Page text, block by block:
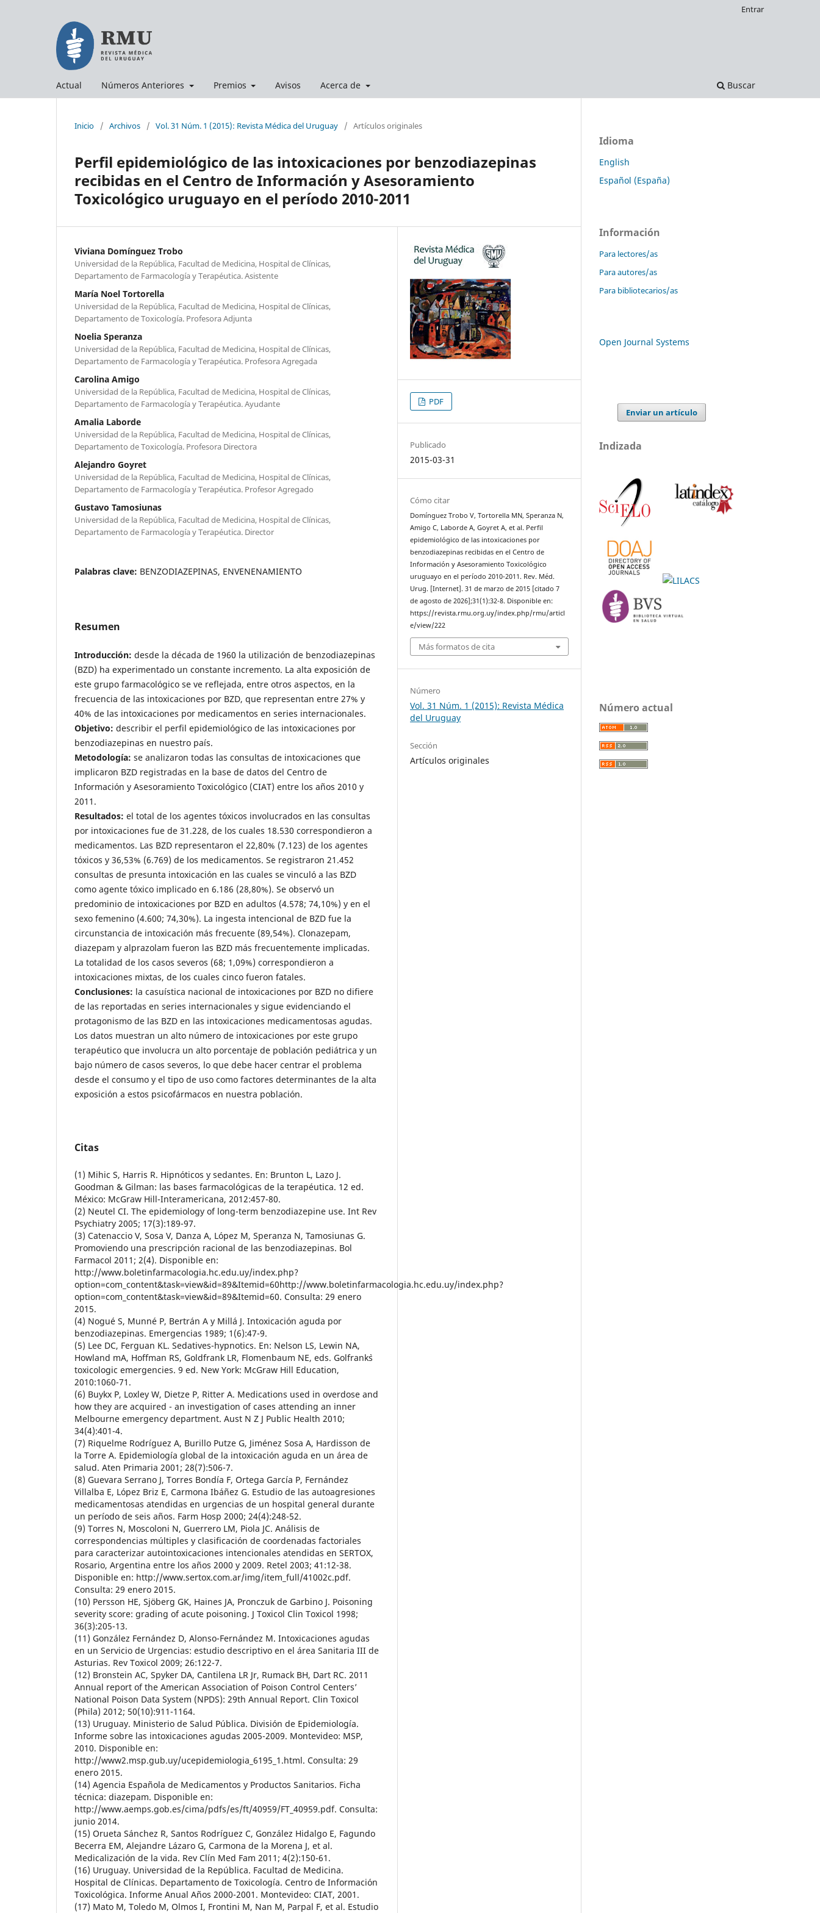
Actual Números Anteriores Premios Avisos Acerca de Buscar
Entrar
Inicio / Archivos / Vol. 31 Núm. 1 (2015): Revista Médica del Uruguay / Artículos originales
Perfil epidemiológico de las intoxicaciones por benzodiazepinas
recibidas en el Centro de Información y Asesoramiento
Toxicológico uruguayo en el período 2010-2011
Viviana Domínguez Trobo
Universidad de la República, Facultad de Medicina, Hospital de Clínicas,
Departamento de Farmacología y Terapéutica. Asistente
María Noel Tortorella
Universidad de la República, Facultad de Medicina, Hospital de Clínicas,
Departamento de Toxicología. Profesora Adjunta
Noelia Speranza
Universidad de la República, Facultad de Medicina, Hospital de Clínicas,
Departamento de Farmacología y Terapéutica. Profesora Agregada
Carolina Amigo
Universidad de la República, Facultad de Medicina, Hospital de Clínicas,
Departamento de Farmacología y Terapéutica. Ayudante
Amalia Laborde
Universidad de la República, Facultad de Medicina, Hospital de Clínicas,
Departamento de Toxicología. Profesora Directora
Alejandro Goyret
Universidad de la República, Facultad de Medicina, Hospital de Clínicas,
Departamento de Farmacología y Terapéutica. Profesor Agregado
Gustavo Tamosiunas
Universidad de la República, Facultad de Medicina, Hospital de Clínicas,
Departamento de Farmacología y Terapéutica. Director
Palabras clave: BENZODIAZEPINAS, ENVENENAMIENTO
Resumen
Introducción: desde la década de 1960 la utilización de benzodiazepinas
(BZD) ha experimentado un constante incremento. La alta exposición de
este grupo farmacológico se ve reflejada, entre otros aspectos, en la
frecuencia de las intoxicaciones por BZD, que representan entre 27% y
40% de las intoxicaciones por medicamentos en series internacionales.
Objetivo: describir el perfil epidemiológico de las intoxicaciones por
benzodiazepinas en nuestro país.
Metodología: se analizaron todas las consultas de intoxicaciones que
implicaron BZD registradas en la base de datos del Centro de
Información y Asesoramiento Toxicológico (CIAT) entre los años 2010 y
2011.
Resultados: el total de los agentes tóxicos involucrados en las consultas
por intoxicaciones fue de 31.228, de los cuales 18.530 correspondieron a
medicamentos. Las BZD representaron el 22,80% (7.123) de los agentes
tóxicos y 36,53% (6.769) de los medicamentos. Se registraron 21.452
consultas de presunta intoxicación en las cuales se vinculó a las BZD
como agente tóxico implicado en 6.186 (28,80%). Se observó un
predominio de intoxicaciones por BZD en adultos (4.578; 74,10%) y en el
sexo femenino (4.600; 74,30%). La ingesta intencional de BZD fue la
circunstancia de intoxicación más frecuente (89,54%). Clonazepam,
diazepam y alprazolam fueron las BZD más frecuentemente implicadas.
La totalidad de los casos severos (68; 1,09%) correspondieron a
intoxicaciones mixtas, de los cuales cinco fueron fatales.
Conclusiones: la casuística nacional de intoxicaciones por BZD no difiere
de las reportadas en series internacionales y sigue evidenciando el
protagonismo de las BZD en las intoxicaciones medicamentosas agudas.
Los datos muestran un alto número de intoxicaciones por este grupo
terapéutico que involucra un alto porcentaje de población pediátrica y un
bajo número de casos severos, lo que debe hacer centrar el problema
desde el consumo y el tipo de uso como factores determinantes de la alta
exposición a estos psicofármacos en nuestra población.
Citas
(1) Mihic S, Harris R. Hipnóticos y sedantes. En: Brunton L, Lazo J.
Goodman & Gilman: las bases farmacológicas de la terapéutica. 12 ed.
México: McGraw Hill-Interamericana, 2012:457-80.
(2) Neutel CI. The epidemiology of long-term benzodiazepine use. Int Rev
Psychiatry 2005; 17(3):189-97.
(3) Catenaccio V, Sosa V, Danza A, López M, Speranza N, Tamosiunas G.
Promoviendo una prescripción racional de las benzodiazepinas. Bol
Farmacol 2011; 2(4). Disponible en:
http://www.boletinfarmacologia.hc.edu.uy/index.php?
option=com_content&task=view&id=89&Itemid=60http://www.boletinfarmacologia.hc.edu.uy/index.php?
option=com_content&task=view&id=89&Itemid=60. Consulta: 29 enero
2015.
(4) Nogué S, Munné P, Bertrán A y Millá J. Intoxicación aguda por
benzodiazepinas. Emergencias 1989; 1(6):47-9.
(5) Lee DC, Ferguan KL. Sedatives-hypnotics. En: Nelson LS, Lewin NA,
Howland mA, Hoffman RS, Goldfrank LR, Flomenbaum NE, eds. Golfrank`s
toxicologic emergencies. 9 ed. New York: McGraw Hill Education,
2010:1060-71.
(6) Buykx P, Loxley W, Dietze P, Ritter A. Medications used in overdose and
how they are acquired - an investigation of cases attending an inner
Melbourne emergency department. Aust N Z J Public Health 2010;
34(4):401-4.
(7) Riquelme Rodríguez A, Burillo Putze G, Jiménez Sosa A, Hardisson de
la Torre A. Epidemiología global de la intoxicación aguda en un área de
salud. Aten Primaria 2001; 28(7):506-7.
(8) Guevara Serrano J, Torres Bondía F, Ortega García P, Fernández
Villalba E, López Briz E, Carmona Ibáñez G. Estudio de las autoagresiones
medicamentosas atendidas en urgencias de un hospital general durante
un período de seis años. Farm Hosp 2000; 24(4):248-52.
(9) Torres N, Moscoloni N, Guerrero LM, Piola JC. Análisis de
correspondencias múltiples y clasificación de coordenadas factoriales
para caracterizar autointoxicaciones intencionales atendidas en SERTOX,
Rosario, Argentina entre los años 2000 y 2009. Retel 2003; 41:12-38.
Disponible en: http://www.sertox.com.ar/img/item_full/41002c.pdf.
Consulta: 29 enero 2015.
(10) Persson HE, Sjöberg GK, Haines JA, Pronczuk de Garbino J. Poisoning
severity score: grading of acute poisoning. J Toxicol Clin Toxicol 1998;
36(3):205-13.
(11) González Fernández D, Alonso-Fernández M. Intoxicaciones agudas
en un Servicio de Urgencias: estudio descriptivo en el área Sanitaria III de
Asturias. Rev Toxicol 2009; 26:122-7.
(12) Bronstein AC, Spyker DA, Cantilena LR Jr, Rumack BH, Dart RC. 2011
Annual report of the American Association of Poison Control Centers’
National Poison Data System (NPDS): 29th Annual Report. Clin Toxicol
(Phila) 2012; 50(10):911-1164.
(13) Uruguay. Ministerio de Salud Pública. División de Epidemiología.
Informe sobre las intoxicaciones agudas 2005-2009. Montevideo: MSP,
2010. Disponible en:
http://www2.msp.gub.uy/ucepidemiologia_6195_1.html. Consulta: 29
enero 2015.
(14) Agencia Española de Medicamentos y Productos Sanitarios. Ficha
técnica: diazepam. Disponible en:
http://www.aemps.gob.es/cima/pdfs/es/ft/40959/FT_40959.pdf. Consulta:
junio 2014.
(15) Orueta Sánchez R, Santos Rodríguez C, González Hidalgo E, Fagundo
Becerra EM, Alejandre Lázaro G, Carmona de la Morena J, et al.
Medicalización de la vida. Rev Clín Med Fam 2011; 4(2):150-61.
(16) Uruguay. Universidad de la República. Facultad de Medicina.
Hospital de Clínicas. Departamento de Toxicología. Centro de Información
Toxicológica. Informe Anual Años 2000-2001. Montevideo: CIAT, 2001.
(17) Mato M, Toledo M, Olmos I, Frontini M, Nan M, Parpal F, et al. Estudio
PDF
Publicado
2015-03-31
Cómo citar
Domínguez Trobo V, Tortorella MN, Speranza N,
Amigo C, Laborde A, Goyret A, et al. Perfil
epidemiológico de las intoxicaciones por
benzodiazepinas recibidas en el Centro de
Información y Asesoramiento Toxicológico
uruguayo en el período 2010-2011. Rev. Méd.
Urug. [Internet]. 31 de marzo de 2015 [citado 7
de agosto de 2026];31(1):32-8. Disponible en:
https://revista.rmu.org.uy/index.php/rmu/articl
e/view/222
Más formatos de cita
Número
Vol. 31 Núm. 1 (2015): Revista Médica
del Uruguay
Sección
Artículos originales
Idioma
English
Español (España)
Información
Para lectores/as
Para autores/as
Para bibliotecarios/as
Open Journal Systems
Enviar un artículo
Indizada
Número actual